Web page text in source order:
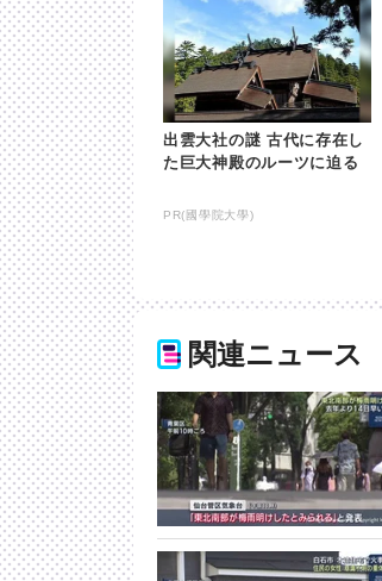
出雲大社の謎 古代に存在し
た巨大神殿のルーツに迫る
PR(國學院大學)
関連ニュース